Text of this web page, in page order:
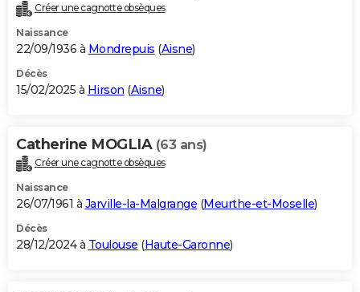
Créer une cagnotte obsèques
Naissance
22/09/1936 à Mondrepuis (Aisne)
Décès
15/02/2025 à Hirson (Aisne)
Catherine MOGLIA (63 ans)
Créer une cagnotte obsèques
Naissance
26/07/1961 à Jarville-la-Malgrange (Meurthe-et-Moselle)
Décès
28/12/2024 à Toulouse (Haute-Garonne)